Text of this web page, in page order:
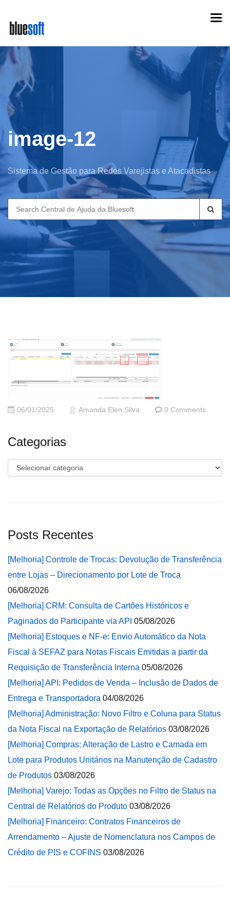
main
content
image-12
Sistema de Gestão para Redes Varejistas e Atacadistas
Search
for:
06/01/2025 Amanda Elen Silva 0 Comments
Categorias
Categorias
Posts Recentes
[Melhoria] Controle de Trocas: Devolução de Transferência
entre Lojas – Direcionamento por Lote de Troca
06/08/2026
[Melhoria] CRM: Consulta de Cartões Históricos e
Paginados do Participante via API 05/08/2026
[Melhoria] Estoques e NF-e: Envio Automático da Nota
Fiscal à SEFAZ para Notas Fiscais Emitidas a partir da
Requisição de Transferência Interna 05/08/2026
[Melhoria] API: Pedidos de Venda – Inclusão de Dados de
Entrega e Transportadora 04/08/2026
[Melhoria] Administração: Novo Filtro e Coluna para Status
da Nota Fiscal na Exportação de Relatórios 03/08/2026
[Melhoria] Compras: Alteração de Lastro e Camada em
Lote para Produtos Unitários na Manutenção de Cadastro
de Produtos 03/08/2026
[Melhoria] Varejo: Todas as Opções no Filtro de Status na
Central de Relatórios do Produto 03/08/2026
[Melhoria] Financeiro: Contratos Financeiros de
Arrendamento – Ajuste de Nomenclatura nos Campos de
Crédito de PIS e COFINS 03/08/2026